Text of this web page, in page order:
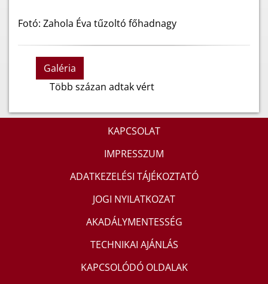
Fotó: Zahola Éva tűzoltó főhadnagy
Galéria
Több százan adtak vért
KAPCSOLAT
IMPRESSZUM
ADATKEZELÉSI TÁJÉKOZTATÓ
JOGI NYILATKOZAT
AKADÁLYMENTESSÉG
TECHNIKAI AJÁNLÁS
KAPCSOLÓDÓ OLDALAK